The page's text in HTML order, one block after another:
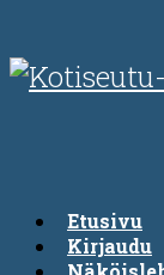
Etusivu
Kirjaudu